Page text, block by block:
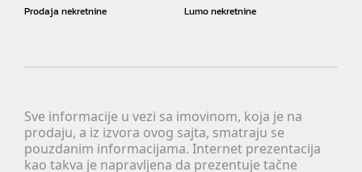
Sve informacije u vezi sa imovinom, koja je na
prodaju, a iz izvora ovog sajta, smatraju se
pouzdanim informacijama. Internet prezentacija
kao takva je napravljena da prezentuje tačne
Prodaja nekretnine
Lumo nekretnine